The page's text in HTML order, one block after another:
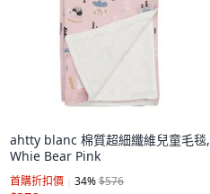
ahtty blanc 棉質超細纖維兒童毛毯,
Whie Bear Pink
首購折扣價 34%$576